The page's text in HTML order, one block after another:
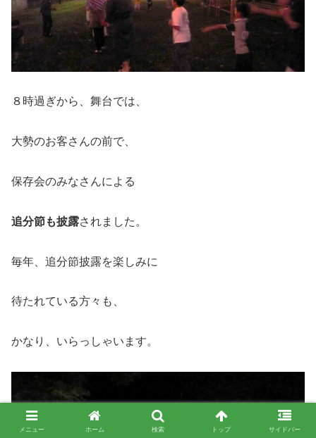
８時過ぎから、舞台では、
大勢のお客さんの前で、
保存会のみなさんによる
追分節も披露されました。
毎年、追分節披露を楽しみに
待たれている方々も、
かなり、いらっしゃいます。
メニュー ホーム 検索 トップ サイドバー